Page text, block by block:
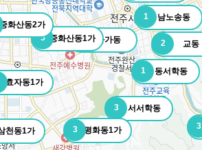
2 교동
1 남노송동
1 다가동
3
1 동서학동
천동1가
3 서서학동
5 중화산동1가
중화산동2가
3 평화동1가
효자동1가